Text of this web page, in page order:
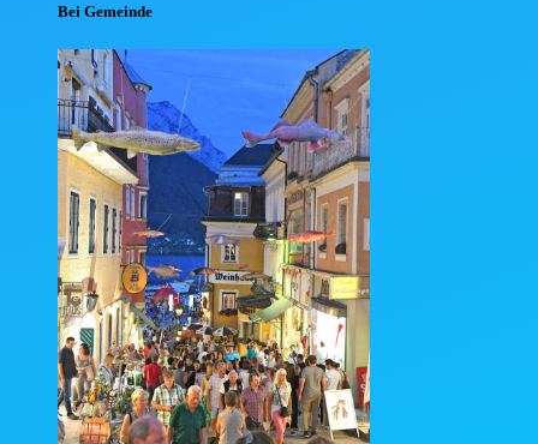
Bei Gemeinde